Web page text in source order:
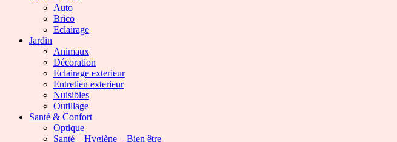
Auto
Brico
Eclairage
Jardin
Animaux
Décoration
Eclairage exterieur
Entretien exterieur
Nuisibles
Outillage
Santé & Confort
Optique
Santé – Hygiène – Bien être